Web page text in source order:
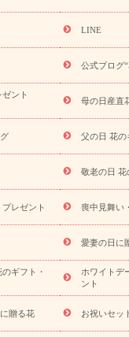
9月の誕生花(リンドウ)
集 当日配達特急便
祝い 退院祝い・快気
ペットのお祝いフラワ
お供え・お悔やみ
ワー
ペットのお供
お祝い返し お見舞い
用 観葉植物 ミディ
から探す アレンジ
供え・お悔やみ 胡蝶蘭
ミディ胡蝶蘭・お供え
産直多肉植物
プリ
やみ 花とセットギフ
-ハナモア-）
花とみ
カラー ピンク イエ
LINE
公式ブログ
ント
母の日産直
父の日 花の
敬老の日 花
レゼント 喪中見舞い
愛妻の日に
ギフト・
ホワイトデ
ント
贈る花 お祝いセッ